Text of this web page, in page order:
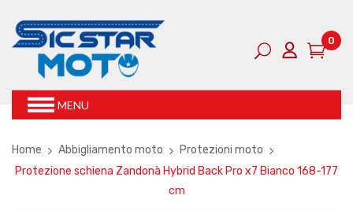
0
MENU
Home Abbigliamento moto
Protezioni moto
Protezione schiena Zandonà Hybrid Back Pro x7 Bianco 168-177
cm